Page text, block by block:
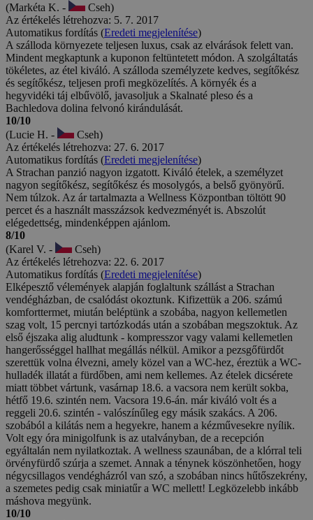
(Markéta K. -
Cseh)
Az értékelés létrehozva: 5. 7. 2017
Automatikus fordítás (Eredeti megjelenítése)
A szálloda környezete teljesen luxus, csak az elvárások felett van.
Mindent megkaptunk a kuponon feltüntetett módon. A szolgáltatás
tökéletes, az étel kiváló. A szálloda személyzete kedves, segítőkész
és segítőkész, teljesen profi megközelítés. A környék és a
hegyvidéki táj elbűvölő, javasoljuk a Skalnaté pleso és a
Bachledova dolina felvonó kirándulását.
10/10
(Lucie H. -
Cseh)
Az értékelés létrehozva: 27. 6. 2017
Automatikus fordítás (Eredeti megjelenítése)
A Strachan panzió nagyon izgatott. Kiváló ételek, a személyzet
nagyon segítőkész, segítőkész és mosolygós, a belső gyönyörű.
Nem túlzok. Az ár tartalmazta a Wellness Központban töltött 90
percet és a használt masszázsok kedvezményét is. Abszolút
elégedettség, mindenképpen ajánlom.
8/10
(Karel V. -
Cseh)
Az értékelés létrehozva: 22. 6. 2017
Automatikus fordítás (Eredeti megjelenítése)
Elképesztő vélemények alapján foglaltunk szállást a Strachan
vendégházban, de csalódást okoztunk. Kifizettük a 206. számú
komforttermet, miután beléptünk a szobába, nagyon kellemetlen
szag volt, 15 percnyi tartózkodás után a szobában megszoktuk. Az
első éjszaka alig aludtunk - kompresszor vagy valami kellemetlen
hangerősséggel hallhat megállás nélkül. Amikor a pezsgőfürdőt
szerettük volna élvezni, amely közel van a WC-hez, éreztük a WC-
hulladék illatát a fürdőben, ami nem kellemes. Az ételek dicsérete
miatt többet vártunk, vasárnap 18.6. a vacsora nem került sokba,
hétfő 19.6. szintén nem. Vacsora 19.6-án. már kiváló volt és a
reggeli 20.6. szintén - valószínűleg egy másik szakács. A 206.
szobából a kilátás nem a hegyekre, hanem a kézművesekre nyílik.
Volt egy óra minigolfunk is az utalványban, de a recepción
egyáltalán nem nyilatkoztak. A wellness szaunában, de a klórral teli
örvényfürdő szúrja a szemet. Annak a ténynek köszönhetően, hogy
négycsillagos vendégházról van szó, a szobában nincs hűtőszekrény,
a szemetes pedig csak miniatűr a WC mellett! Legközelebb inkább
máshova megyünk.
10/10